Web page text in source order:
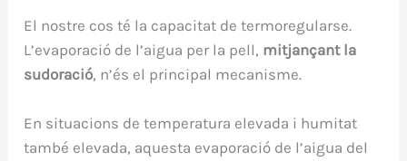
El nostre cos té la capacitat de termoregularse.
L’evaporació de l’aigua per la pell, mitjançant la
sudoració, n’és el principal mecanisme.
En situacions de temperatura elevada i humitat
també elevada, aquesta evaporació de l’aigua del